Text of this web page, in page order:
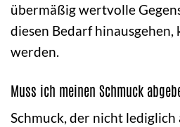
übermäßig wertvolle
diesen Bedarf
werden.
Muss ich meinen Schmuck
Schmuck, der nicht lediglich